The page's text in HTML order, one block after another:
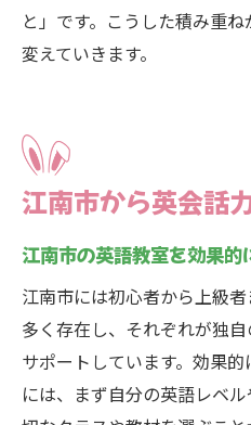
と」です。こうした積み重
変えていきます。
江南市から英会話
江南市の英語教室を効果的
江南市には初心者から上級
多く存在し、それぞれが独
サポートしています。効果
には、まず自分の英語レベ